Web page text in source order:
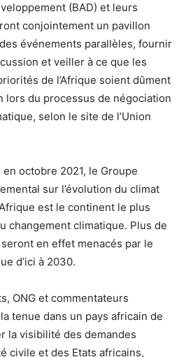
(BAD) et leurs
conjointement un pavillon
événements parallèles, fournir
et veiller à ce que les
de l’Afrique soient dûment
lors du processus de négociation
selon le site de l’Union
octobre 2021, le Groupe
sur l’évolution du climat
est le continent le plus
changement climatique. Plus de
seront en effet menacés par le
d’ici à 2030.
ONG et commentateurs
tenue dans un pays africain de
la visibilité des demandes
civile et des Etats africains,